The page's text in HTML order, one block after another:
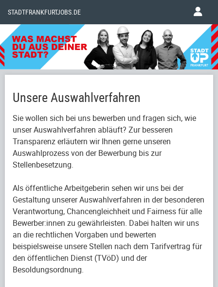
STADTFRANKFURTJOBS.DE
Unsere Auswahlverfahren
Sie wollen sich bei uns bewerben und fragen sich, wie
unser Auswahlverfahren abläuft? Zur besseren
Transparenz erläutern wir Ihnen gerne unseren
Auswahlprozess von der Bewerbung bis zur
Stellenbesetzung.
Als öffentliche Arbeitgeberin sehen wir uns bei der
Gestaltung unserer Auswahlverfahren in der besonderen
Verantwortung, Chancengleichheit und Fairness für alle
Bewerber:innen zu gewährleisten. Dabei halten wir uns
an die rechtlichen Vorgaben und bewerten
beispielsweise unsere Stellen nach dem Tarifvertrag für
den öffentlichen Dienst (TVöD) und der
Besoldungsordnung.